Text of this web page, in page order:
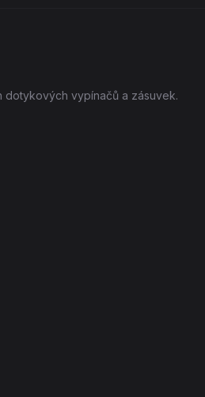
dotykových vypínačů a zásuvek.